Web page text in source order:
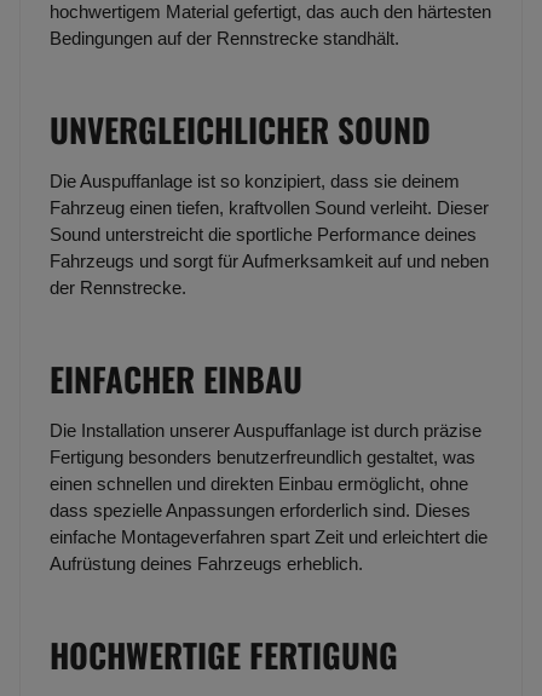
hochwertigem Material gefertigt, das auch den härtesten
Bedingungen auf der Rennstrecke standhält.
UNVERGLEICHLICHER SOUND
Die Auspuffanlage ist so konzipiert, dass sie deinem
Fahrzeug einen tiefen, kraftvollen Sound verleiht. Dieser
Sound unterstreicht die sportliche Performance deines
Fahrzeugs und sorgt für Aufmerksamkeit auf und neben
der Rennstrecke.
EINFACHER EINBAU
Die Installation unserer Auspuffanlage ist durch präzise
Fertigung besonders benutzerfreundlich gestaltet, was
einen schnellen und direkten Einbau ermöglicht, ohne
dass spezielle Anpassungen erforderlich sind. Dieses
einfache Montageverfahren spart Zeit und erleichtert die
Aufrüstung deines Fahrzeugs erheblich.
HOCHWERTIGE FERTIGUNG